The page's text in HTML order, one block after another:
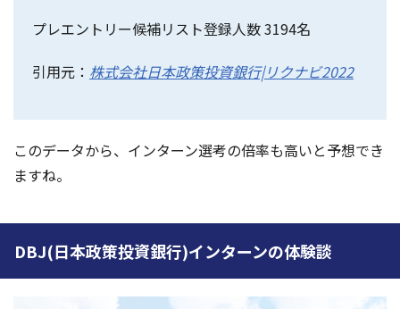
プレエントリー候補リスト登録人数 3194名
引用元： 株式会社日本政策投資銀行|リクナビ2022
このデータから、インターン選考の倍率も高いと予想でき
ますね。
DBJ(日本政策投資銀行)インターンの体験談